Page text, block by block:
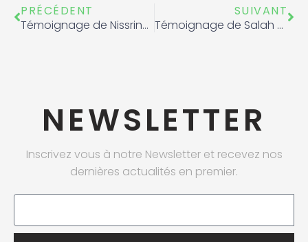
Précédent
PRÉCÉDENT
Témoignage de Nissrine Brouk , membre de l’Equipe Nationale de Karaté
SUIVANT
Témoignage de Salah Eddine El Mansouri, Membre de l’Equipe Nationale de Karaté
NEWSLETTER
Inscrivez vous à notre Newsletter et recevez nos
dernières actualités en premier.
Email